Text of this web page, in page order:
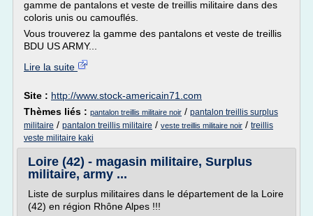
gamme de pantalons et veste de treillis militaire dans des
coloris unis ou camouflés.
Vous trouverez la gamme des pantalons et veste de treillis
BDU US ARMY...
Lire la suite
Site : http://www.stock-americain71.com
Thèmes liés : pantalon treillis militaire noir / pantalon treillis surplus
militaire / pantalon treillis militaire / veste treillis militaire noir / treillis
veste militaire kaki
Loire (42) - magasin militaire, Surplus
militaire, army ...
Liste de surplus militaires dans le département de la Loire
(42) en région Rhône Alpes !!!